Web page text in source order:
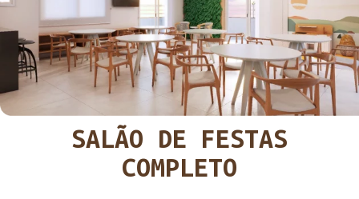
SALÃO DE FESTAS
COMPLETO